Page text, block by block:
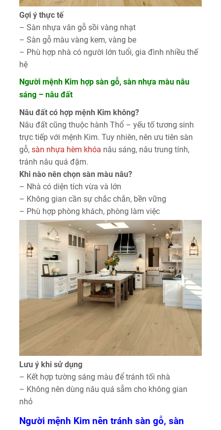
Gợi ý thực tế
– Sàn nhựa vân gỗ sồi vàng nhạt
– Sàn gỗ màu vàng kem, vàng be
– Phù hợp nhà có người lớn tuổi, gia đình nhiều thế
hệ
Người mệnh Kim hợp sàn gỗ, sàn nhựa màu nâu
sáng – nâu đất
Nâu đất có hợp mệnh Kim không?
Nâu đất cũng thuộc hành Thổ – yếu tố tương sinh
trực tiếp với mệnh Kim. Tuy nhiên, nên ưu tiên sàn
gỗ, sàn nhựa hèm khóa nâu sáng, nâu trung tính,
tránh nâu quá đậm.
Khi nào nên chọn sàn màu nâu?
– Nhà có diện tích vừa và lớn
– Không gian cần sự chắc chắn, bền vững
– Phù hợp phòng khách, phòng làm việc
Lưu ý khi sử dụng
– Kết hợp tường sáng màu để tránh tối nhà
– Không nên dùng nâu quá sẫm cho không gian
nhỏ
Người mệnh Kim nên tránh sàn gỗ, sàn